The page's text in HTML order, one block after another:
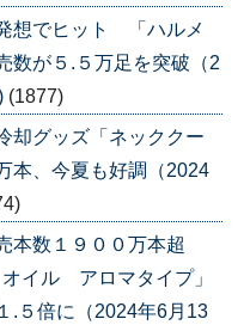
想でヒット 「ハルメ
が５.５万足を突破（2
(1877)
却グッズ「ネッククー
、今夏も好調（2024
本数１９００万本超
イル アロマタイプ」
５倍に（2024年6月13